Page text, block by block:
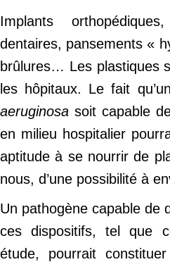
Implants
dentaires, pansements «
brûlures… Les plastiques
les hôpitaux. Le fait
aeruginosa soit capable
en milieu hospitalier
aptitude à se nourrir de
nous, d’une possibilité à
Un pathogène capable de
ces dispositifs, tel que
étude, pourrait